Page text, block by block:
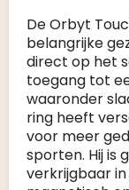
De Orbyt
belangrijke
direct op het
toegang tot
waaronder
ring heeft
voor meer
sporten. Hij is
verkrijgbaar